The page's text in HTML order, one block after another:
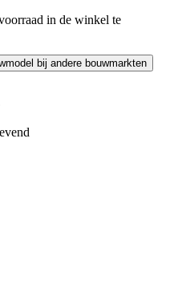
in de winkel te
bij andere bouwmarkten